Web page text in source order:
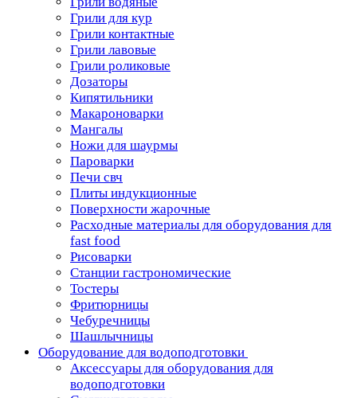
Грили для кур
Грили контактные
Грили лавовые
Грили роликовые
Дозаторы
Кипятильники
Макароноварки
Мангалы
Ножи для шаурмы
Пароварки
Печи свч
Плиты индукционные
Поверхности жарочные
Расходные материалы для оборудования для
fast food
Рисоварки
Станции гастрономические
Тостеры
Фритюрницы
Чебуречницы
Шашлычницы
Оборудование для водоподготовки
Аксессуары для оборудования для
водоподготовки